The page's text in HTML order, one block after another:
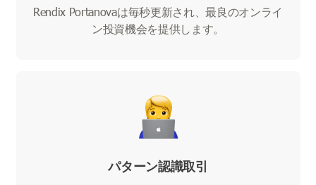
Rendix Portanovaは毎秒更新され、最良のオンライ
ン投資機会を提供します。
パターン認識取引